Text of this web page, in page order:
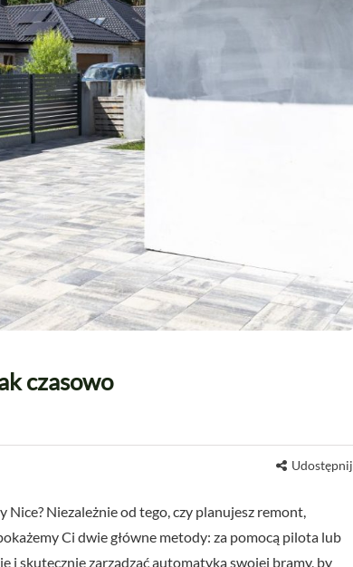
czasowo
Udostępnij
Niezależnie od tego, czy planujesz remont,
Ci dwie główne metody: za pomocą pilota lub
i skutecznie zarządzać automatyką swojej bramy, by